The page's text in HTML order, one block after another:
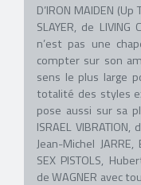
D’IRON MAIDEN (Up
SLAYER, de LIVING
n’est pas une
compter sur son
sens le plus large
totalité des styles
pose aussi sur sa
ISRAEL
Jean-Michel JARRE,
SEX PISTOLS,
de WAGNER avec